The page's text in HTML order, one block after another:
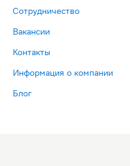
Сотрудничество
Вакансии
Контакты
Информация о компании
Блог